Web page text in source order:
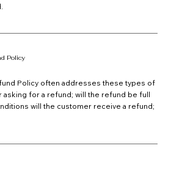
Policy
Policy often addresses these types of
for a refund; will the refund be full
will the customer receive a refund;